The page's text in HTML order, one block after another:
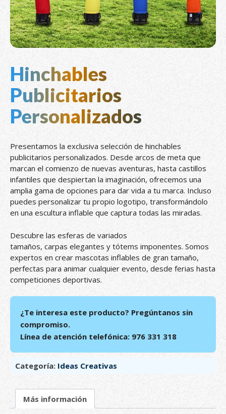
Hinchables
Publicitarios
Personalizados
Presentamos la exclusiva selección de hinchables
publicitarios personalizados. Desde arcos de meta que
marcan el comienzo de nuevas aventuras, hasta castillos
infantiles que despiertan la imaginación, ofrecemos una
amplia gama de opciones para dar vida a tu marca. Incluso
puedes personalizar tu propio logotipo, transformándolo
en una escultura inflable que captura todas las miradas.
Descubre las esferas de variados
tamaños, carpas elegantes y tótems imponentes. Somos
expertos en crear mascotas inflables de gran tamaño,
perfectas para animar cualquier evento, desde ferias hasta
competiciones deportivas.
¿Te interesa este producto? Pregúntanos sin
compromiso.
Línea de atención telefónica: 976 331 318
Categoría: Ideas Creativas
Más información